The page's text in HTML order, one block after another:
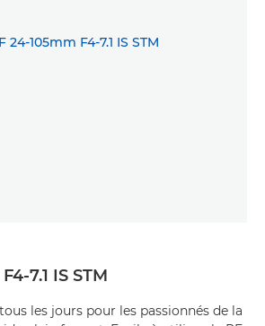
7.1 IS STM
les jours pour les passionnés de la